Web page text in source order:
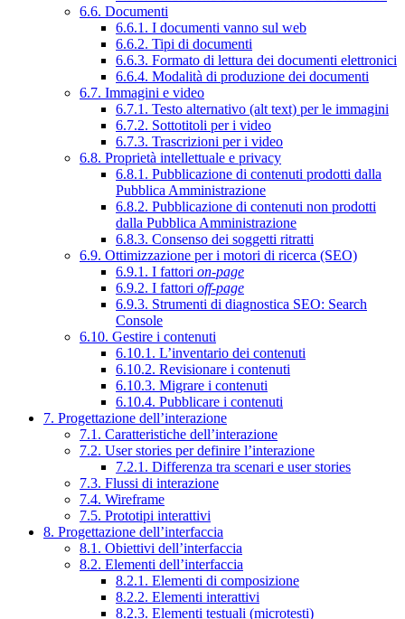
6.6. Documenti
6.6.1. I documenti vanno sul web
6.6.2. Tipi di documenti
6.6.3. Formato di lettura dei documenti elettronici
6.6.4. Modalità di produzione dei documenti
6.7. Immagini e video
6.7.1. Testo alternativo (alt text) per le immagini
6.7.2. Sottotitoli per i video
6.7.3. Trascrizioni per i video
6.8. Proprietà intellettuale e privacy
6.8.1. Pubblicazione di contenuti prodotti dalla
Pubblica Amministrazione
6.8.2. Pubblicazione di contenuti non prodotti
dalla Pubblica Amministrazione
6.8.3. Consenso dei soggetti ritratti
6.9. Ottimizzazione per i motori di ricerca (SEO)
6.9.1. I fattori on-page
6.9.2. I fattori off-page
6.9.3. Strumenti di diagnostica SEO: Search
Console
6.10. Gestire i contenuti
6.10.1. L’inventario dei contenuti
6.10.2. Revisionare i contenuti
6.10.3. Migrare i contenuti
6.10.4. Pubblicare i contenuti
7. Progettazione dell’interazione
7.1. Caratteristiche dell’interazione
7.2. User stories per definire l’interazione
7.2.1. Differenza tra scenari e user stories
7.3. Flussi di interazione
7.4. Wireframe
7.5. Prototipi interattivi
8. Progettazione dell’interfaccia
8.1. Obiettivi dell’interfaccia
8.2. Elementi dell’interfaccia
8.2.1. Elementi di composizione
8.2.2. Elementi interattivi
8.2.3. Elementi testuali (microtesti)